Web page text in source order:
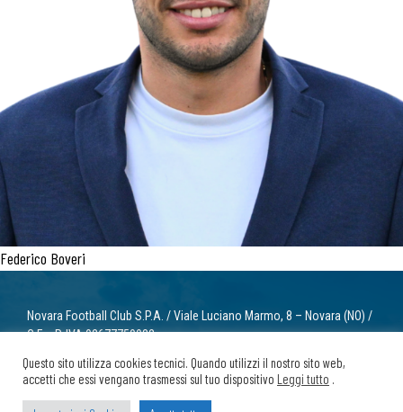
Federico Boveri
Novara Football Club S.P.A. / Viale Luciano Marmo, 8 – Novara (NO) /
C.F. e P. IVA 02677750032
© 2022 Novara Football Club. Tutti i diritti riservati.
Questo sito utilizza cookies tecnici. Quando utilizzi il nostro sito web,
accetti che essi vengano trasmessi sul tuo dispositivo Leggi tutto .